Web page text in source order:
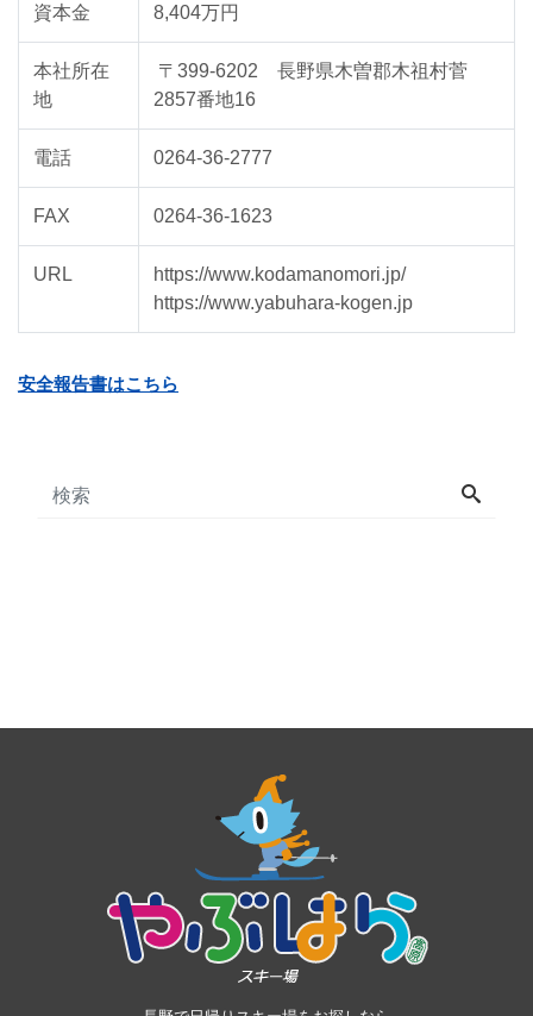
資本金 8,404万円
本社所在
地
〒399-6202 長野県木曽郡木祖村菅
2857番地16
電話 0264-36-2777
FAX 0264-36-1623
URL
https://www.kodamanomori.jp/
https://www.yabuhara-kogen.jp
安全報告書はこちら